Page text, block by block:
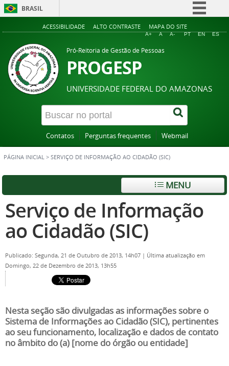
BRASIL
Simplifique!
Acesso à informação
Legislação
Canais
ACESSIBILIDADE ALTO CONTRASTE MAPA DO SITE
A+ A A- PT EN ES
Pró-Reitoria de Gestão de Pessoas
PROGESP
UNIVERSIDADE FEDERAL DO AMAZONAS
Contatos Perguntas frequentes Webmail
PÁGINA INICIAL > SERVIÇO DE INFORMAÇÃO AO CIDADÃO (SIC)
MENU
Serviço de Informação
ao Cidadão (SIC)
Publicado: Segunda, 21 de Outubro de 2013, 14h07 | Última atualização em
Domingo, 22 de Dezembro de 2013, 13h55
Nesta seção são divulgadas as informações sobre o
Sistema de Informações ao Cidadão (SIC), pertinentes
ao seu funcionamento, localização e dados de contato
no âmbito do (a) [nome do órgão ou entidade]